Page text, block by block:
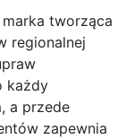
tworząca
regionalnej
każdy
a przede
zapewnia